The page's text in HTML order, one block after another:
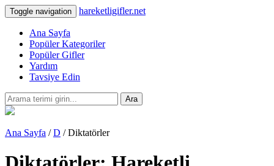
Toggle navigation hareketligifler.net
Ana Sayfa
Popüler Kategoriler
Popüler Gifler
Yardım
Tavsiye Edin
Ara
Ana Sayfa /D / Diktatörler